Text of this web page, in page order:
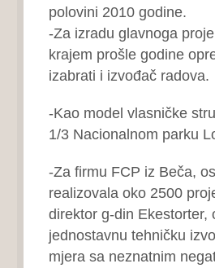
polovini 2010 godine.
-Za izradu glavnoga
krajem prošle godine
izabrati i izvođač radova.
-Kao model vlasničke
1/3 Nacionalnom parku
-Za firmu FCP iz Beča,
realizovala oko 2500
direktor g-din Ekestorter,
jednostavnu tehničku
mjera sa neznatnim